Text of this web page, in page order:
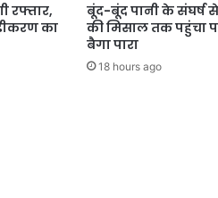
रफ्तार,
का
बूंद-बूंद पानी के संघर्ष
की मिसाल तक पहुंचा
बैगा पारा
18 hours ago